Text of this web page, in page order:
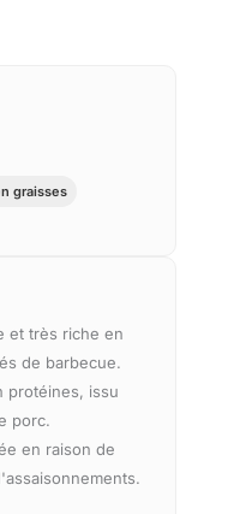
graisses
et très riche en
de barbecue.
protéines, issu
porc.
en raison de